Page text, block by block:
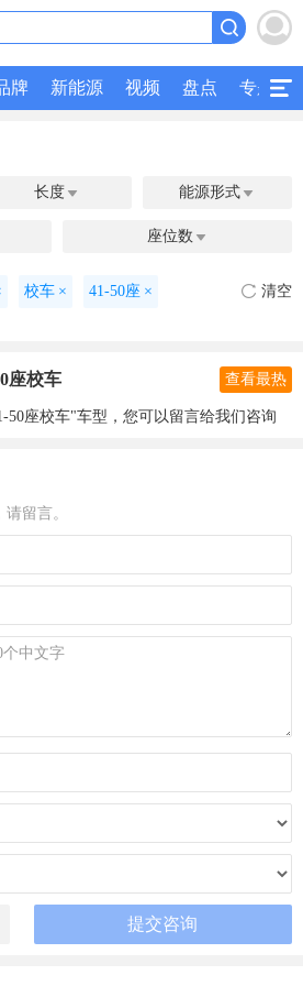
牌 新能源 视频 盘点 专题
长度  能源形式 
座位数 
校车 × 41-50座 × 清空
座校车 查看最热
50座校车"车型，您可以留言给我们咨询
留言。